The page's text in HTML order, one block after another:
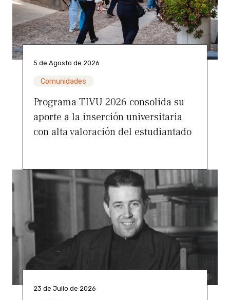
5 de Agosto de 2026
Comunidades
Programa TIVU 2026 consolida su
aporte a la inserción universitaria
con alta valoración del estudiantado
23 de Julio de 2026